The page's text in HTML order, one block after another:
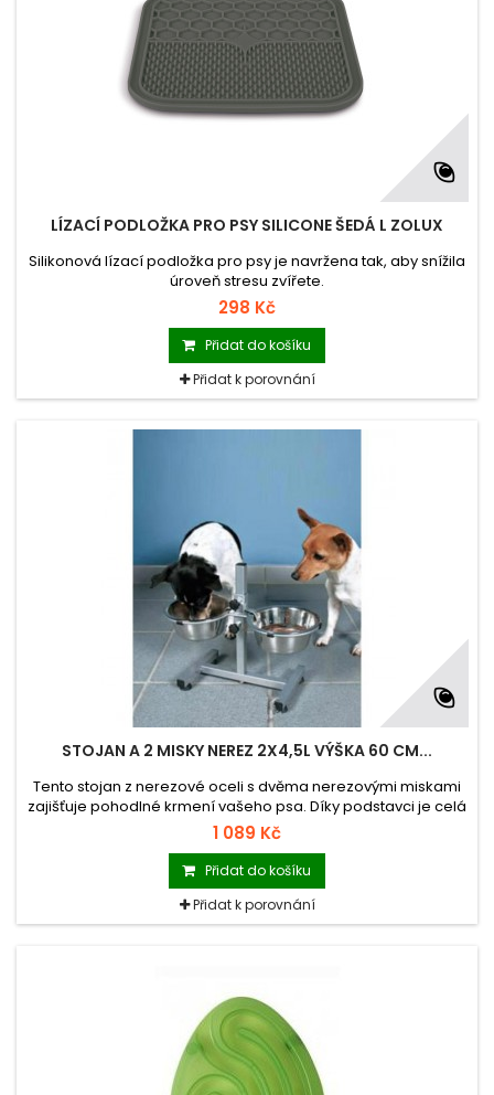
LÍZACÍ PODLOŽKA PRO PSY SILICONE ŠEDÁ L ZOLUX
Silikonová lízací podložka pro psy je navržena tak, aby snížila
úroveň stresu zvířete.
298 Kč
Přidat do košíku
Přidat k porovnání
STOJAN A 2 MISKY NEREZ 2X4,5L VÝŠKA 60 CM...
Tento stojan z nerezové oceli s dvěma nerezovými miskami
zajišťuje pohodlné krmení vašeho psa. Díky podstavci je celá
sestava velice stabilní a zabraňuje převržení.
1 089 Kč
Přidat do košíku
Přidat k porovnání